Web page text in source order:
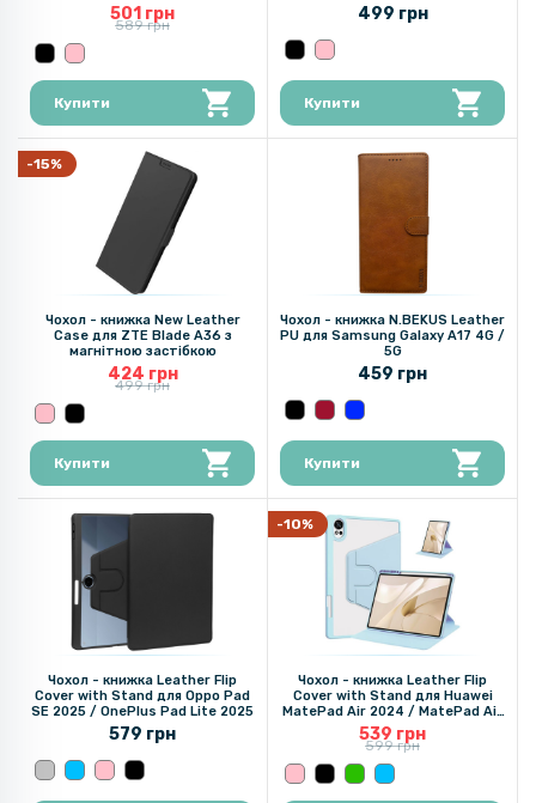
501 грн
589 грн
Купити
499 грн
Купити
-15%
Чохол - книжка New Leather
Case для ZTE Blade A36 з
магнітною застібкою
424 грн
499 грн
Купити
Чохол - книжка N.BEKUS Leather
PU для Samsung Galaxy A17 4G /
5G
459 грн
Купити
Чохол - книжка Leather Flip
Cover with Stand для Oppo Pad
SE 2025 / OnePlus Pad Lite 2025​
579 грн
-10%
Чохол - книжка Leather Flip
Cover with Stand для Huawei
MatePad Air 2024 / MatePad Air
2025​​
539 грн
599 грн